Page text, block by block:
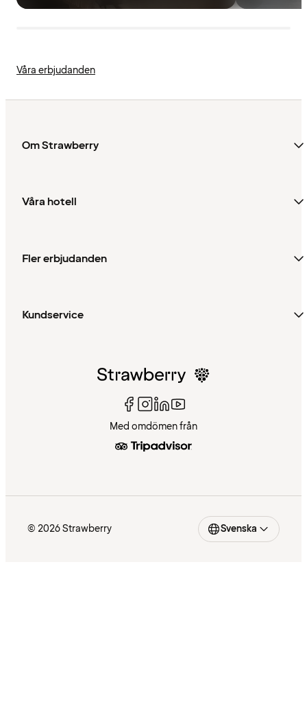
Våra erbjudanden
Om Strawberry
Våra hotell
Fler erbjudanden
Kundservice
Med omdömen från
© 2026 Strawberry Svenska